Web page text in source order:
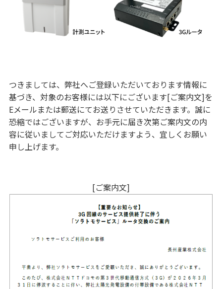
つきましては、弊社へご登録いただいております情報に
基づき、対象のお客様には以下にございます[ご案内文]を
Eメールまたは郵送にてお送りさせていただきます。誠に
恐縮ではございますが、お手元に届き次第ご案内文の内
容に従いましてご対応いただけますよう、宜しくお願い
申し上げます。
[ご案内文]